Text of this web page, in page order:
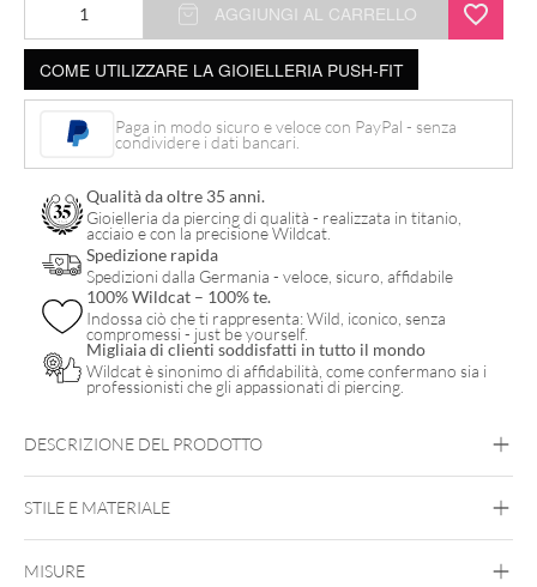
Push-
Fit
Trinity
Titanio
quantità
AGGIUNGI AL CARRELLO
COME UTILIZZARE LA GIOIELLERIA PUSH-FIT
Paga in modo sicuro e veloce con PayPal - senza
condividere i dati bancari.
Qualità da oltre 35 anni.
Gioielleria da piercing di qualità - realizzata in titanio,
acciaio e con la precisione Wildcat.
Spedizione rapida
Spedizioni dalla Germania - veloce, sicuro, affidabile
100% Wildcat – 100% te.
Indossa ciò che ti rappresenta: Wild, iconico, senza
compromessi - just be yourself.
Migliaia di clienti soddisfatti in tutto il mondo
Wildcat è sinonimo di affidabilità, come confermano sia i
professionisti che gli appassionati di piercing.
DESCRIZIONE DEL PRODOTTO
STILE E MATERIALE
MISURE